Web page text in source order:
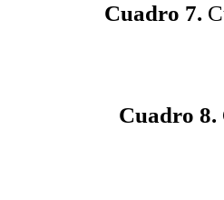
Cuadro 7.
Cuadro 8.